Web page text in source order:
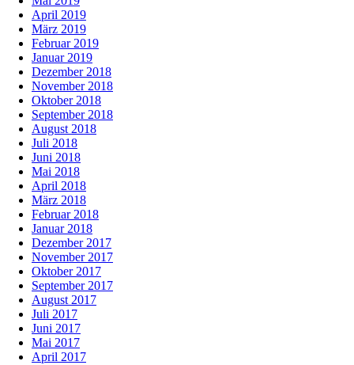
April 2019
März 2019
Februar 2019
Januar 2019
Dezember 2018
November 2018
Oktober 2018
September 2018
August 2018
Juli 2018
Juni 2018
Mai 2018
April 2018
März 2018
Februar 2018
Januar 2018
Dezember 2017
November 2017
Oktober 2017
September 2017
August 2017
Juli 2017
Juni 2017
Mai 2017
April 2017